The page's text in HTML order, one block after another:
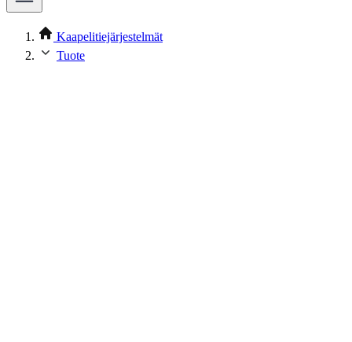
Kaapelitiejärjestelmät
Tuote